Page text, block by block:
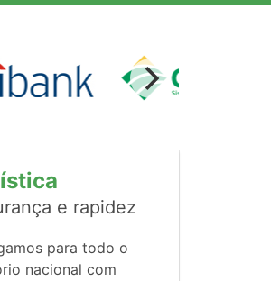
e rapidez
para todo o
nacional com